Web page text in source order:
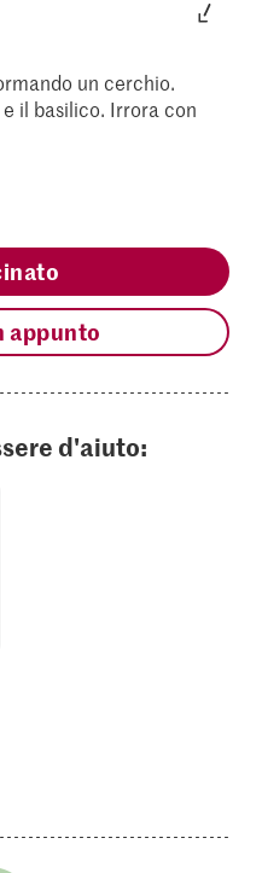
un cerchio.
il basilico. Irrora con
appunto
d'aiuto: